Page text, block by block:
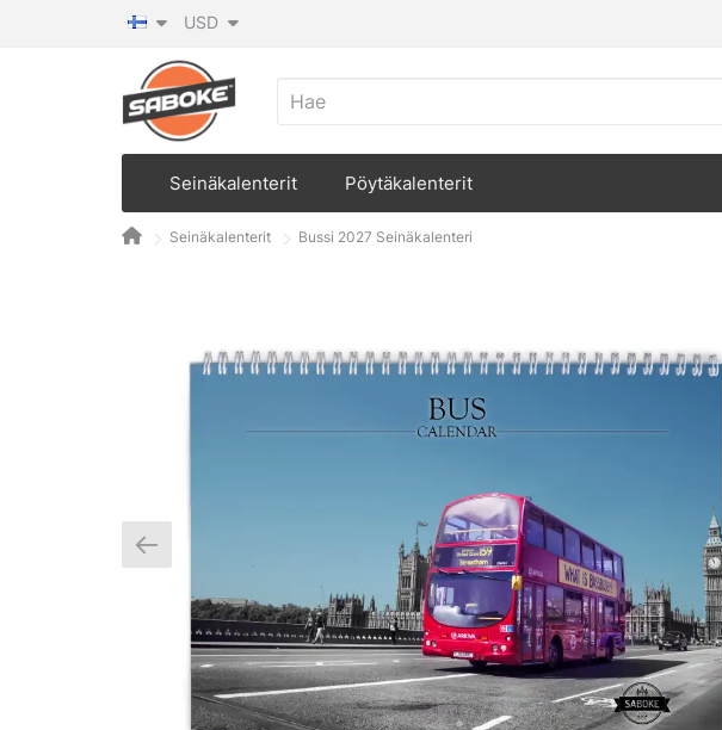
USD
Seinäkalenterit Pöytäkalenterit
Seinäkalenterit Bussi 2027 Seinäkalenteri